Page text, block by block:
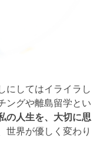
にしてはイライラし
ングや離島留学とい
の人生を、大切に思
世界が優しく変わり